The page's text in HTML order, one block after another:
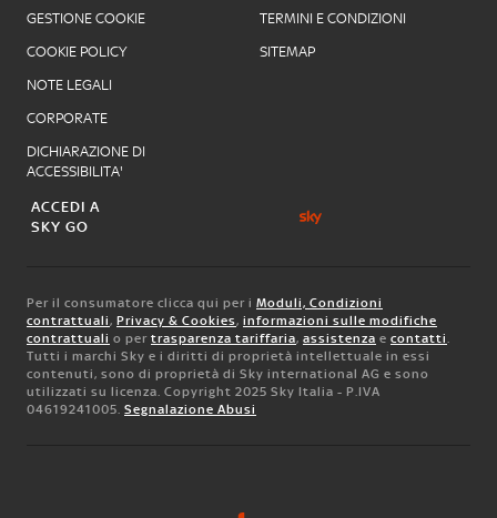
GESTIONE COOKIE
COOKIE POLICY
NOTE LEGALI
CORPORATE
DICHIARAZIONE DI
ACCESSIBILITA'
TERMINI E CONDIZIONI
SITEMAP
ACCEDI A
SKY GO
Per il consumatore clicca qui per i Moduli, Condizioni
contrattuali, Privacy & Cookies, informazioni sulle modifiche
contrattuali o per trasparenza tariffaria, assistenza e contatti.
Tutti i marchi Sky e i diritti di proprietà intellettuale in essi
contenuti, sono di proprietà di Sky international AG e sono
utilizzati su licenza. Copyright 2025 Sky Italia - P.IVA
04619241005. Segnalazione Abusi